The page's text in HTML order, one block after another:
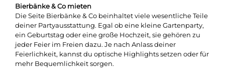
Bierbänke & Co mieten
Die Seite Bierbänke & Co beinhaltet viele wesentliche Teile
deiner Partyausstattung. Egal ob eine kleine Gartenparty,
ein Geburtstag oder eine große Hochzeit, sie gehören zu
jeder Feier im Freien dazu. Je nach Anlass deiner
Feierlichkeit, kannst du optische Highlights setzen oder für
mehr Bequemlichkeit sorgen.